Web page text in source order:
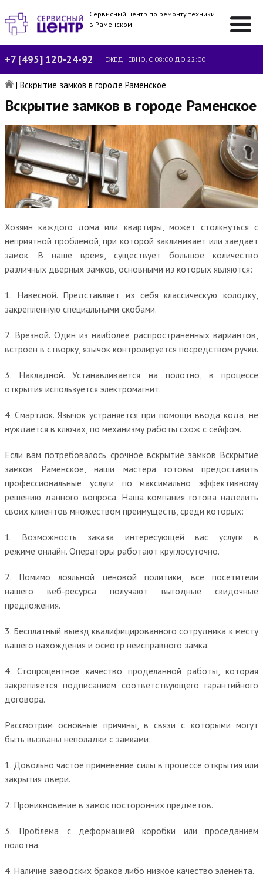
Сервисный центр по ремонту техники
в Раменском
+7 [495] 120-24-92 ЕЖЕДНЕВНО, С 08:00 ДО 22:00
| Вскрытие замков в городе Раменское
Вскрытие замков в городе Раменское
Хозяин каждого дома или квартиры, может столкнуться с
неприятной проблемой, при которой заклинивает или заедает
замок. В наше время, существует большое количество
различных дверных замков, основными из которых являются:
1. Навесной. Представляет из себя классическую колодку,
закрепленную специальными скобами.
2. Врезной. Один из наиболее распространенных вариантов,
встроен в створку, язычок контролируется посредством ручки.
3. Накладной. Устанавливается на полотно, в процессе
открытия используется электромагнит.
4. Смартлок. Язычок устраняется при помощи ввода кода, не
нуждается в ключах, по механизму работы схож с сейфом.
Если вам потребовалось срочное вскрытие замков Вскрытие
замков Раменское, наши мастера готовы предоставить
профессиональные услуги по максимально эффективному
решению данного вопроса. Наша компания готова наделить
своих клиентов множеством преимуществ, среди которых:
1. Возможность заказа интересующей вас услуги в
режиме онлайн. Операторы работают круглосуточно.
2. Помимо лояльной ценовой политики, все посетители
нашего веб-ресурса получают выгодные скидочные
предложения.
3. Бесплатный выезд квалифицированного сотрудника к месту
вашего нахождения и осмотр неисправного замка.
4. Стопроцентное качество проделанной работы, которая
закрепляется подписанием соответствующего гарантийного
договора.
Рассмотрим основные причины, в связи с которыми могут
быть вызваны неполадки с замками:
1. Довольно частое применение силы в процессе открытия или
закрытия двери.
2. Проникновение в замок посторонних предметов.
3. Проблема с деформацией коробки или проседанием
полотна.
4. Наличие заводских браков либо низкое качество элемента.